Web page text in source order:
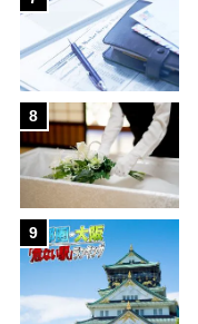
8
9